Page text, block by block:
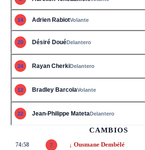
14 Adrien RabiotVolante
20 Désiré DouéDelantero
24 Rayan CherkiDelantero
12 Bradley BarcolaVolante
22 Jean-Philippe MatetaDelantero
CAMBIOS
74:58 7 ↓ Ousmane Dembélé